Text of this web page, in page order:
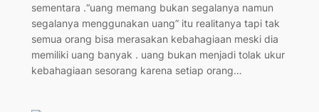
sementara .“uang memang bukan segalanya namun
segalanya menggunakan uang” itu realitanya tapi tak
semua orang bisa merasakan kebahagiaan meski dia
memiliki uang banyak . uang bukan menjadi tolak ukur
kebahagiaan sesorang karena setiap orang…